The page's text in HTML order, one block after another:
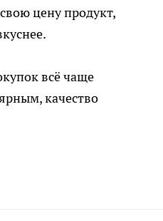
цену продукт,
всё чаще
качество